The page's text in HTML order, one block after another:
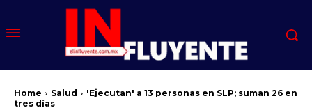
Home Salud
'Ejecutan' a 13 personas en SLP; suman 26 en
tres días